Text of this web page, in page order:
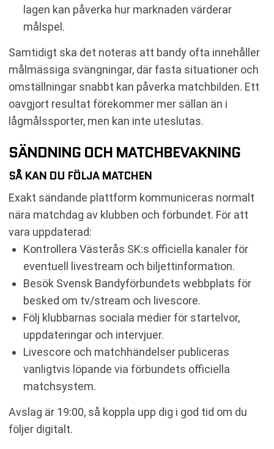
lagen kan påverka hur marknaden värderar
målspel.
Samtidigt ska det noteras att bandy ofta innehåller
målmässiga svängningar, där fasta situationer och
omställningar snabbt kan påverka matchbilden. Ett
oavgjort resultat förekommer mer sällan än i
lågmålssporter, men kan inte uteslutas.
SÄNDNING OCH MATCHBEVAKNING
SÅ KAN DU FÖLJA MATCHEN
Exakt sändande plattform kommuniceras normalt
nära matchdag av klubben och förbundet. För att
vara uppdaterad:
Kontrollera Västerås SK:s officiella kanaler för
eventuell livestream och biljettinformation.
Besök Svensk Bandyförbundets webbplats för
besked om tv/stream och livescore.
Följ klubbarnas sociala medier för startelvor,
uppdateringar och intervjuer.
Livescore och matchhändelser publiceras
vanligtvis löpande via förbundets officiella
matchsystem.
Avslag är 19:00, så koppla upp dig i god tid om du
följer digitalt.